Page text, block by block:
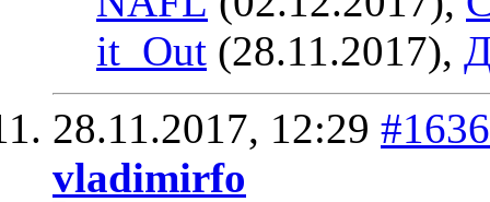
it_Out (28.11.2017),
28.11.2017, 12:29 #1636
vladimirfo